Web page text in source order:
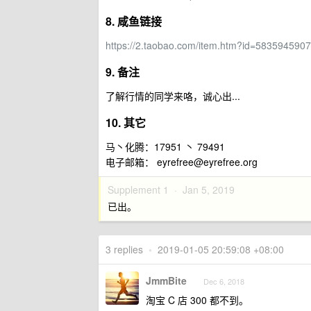
8. 咸鱼链接
https://2.taobao.com/
9. 备注
了解行情的同学来咯，诚心出...
10. 其它
马丶化腾：17951 丶 79491
电子邮箱： eyrefree@eyrefree.org
Supplement 1 · Jan 5, 2019
已出。
3 replies • 2019-01-05 20:59:08 +08:00
JmmBite Dec 6, 2018
淘宝 C 店 300 都不到。